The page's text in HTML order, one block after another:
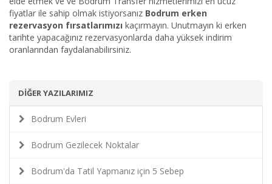
fiyatlar ile sahip olmak istiyorsanız Bodrum erken
rezervasyon fırsatlarımızı kaçırmayın. Unutmayın ki erken
tarihte yapacağınız rezervasyonlarda daha yüksek indirim
oranlarından faydalanabilirsiniz.
DİĞER YAZILARIMIZ
Bodrum Evleri
Bodrum Gezilecek Noktalar
Bodrum'da Tatil Yapmanız için 5 Sebep